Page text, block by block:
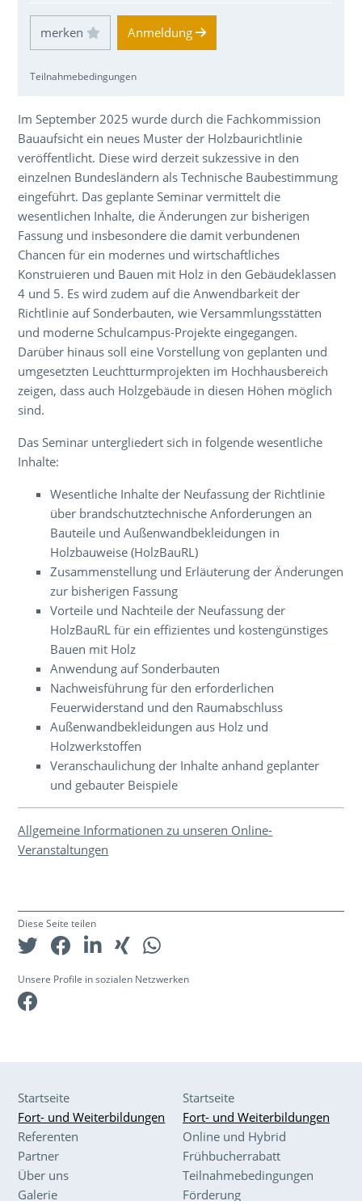
Einloggen und Merkliste benutzen
Anmeldung
Teilnahmebedingungen
Über den Inhalt der Veranstaltung
Im September 2025 wurde durch die Fachkommission
Bauaufsicht ein neues Muster der Holzbaurichtlinie
veröffentlicht. Diese wird derzeit sukzessive in den
einzelnen Bundesländern als Technische Baubestimmung
eingeführt. Das geplante Seminar vermittelt die
wesentlichen Inhalte, die Änderungen zur bisherigen
Fassung und insbesondere die damit verbundenen
Chancen für ein modernes und wirtschaftliches
Konstruieren und Bauen mit Holz in den Gebäudeklassen
4 und 5. Es wird zudem auf die Anwendbarkeit der
Richtlinie auf Sonderbauten, wie Versammlungsstätten
und moderne Schulcampus-Projekte eingegangen.
Darüber hinaus soll eine Vorstellung von geplanten und
umgesetzten Leuchtturmprojekten im Hochhausbereich
zeigen, dass auch Holzgebäude in diesen Höhen möglich
sind.
Das Seminar untergliedert sich in folgende wesentliche
Inhalte:
Wesentliche Inhalte der Neufassung der Richtlinie
über brandschutztechnische Anforderungen an
Bauteile und Außenwandbekleidungen in
Holzbauweise (HolzBauRL)
Zusammenstellung und Erläuterung der Änderungen
zur bisherigen Fassung
Vorteile und Nachteile der Neufassung der
HolzBauRL für ein effizientes und kostengünstiges
Bauen mit Holz
Anwendung auf Sonderbauten
Nachweisführung für den erforderlichen
Feuerwiderstand und den Raumabschluss
Außenwandbekleidungen aus Holz und
Holzwerkstoffen
Veranschaulichung der Inhalte anhand geplanter
und gebauter Beispiele
Allgemeine Informationen zu unseren Online-
Veranstaltungen
Diese Seite teilen
Unsere Profile in sozialen Netzwerken
Startseite
Fort- und Weiterbildungen
Referenten
Partner
Über uns
Galerie
Startseite
Fort- und Weiterbildungen
Online und Hybrid
Frühbucherrabatt
Teilnahmebedingungen
Förderung